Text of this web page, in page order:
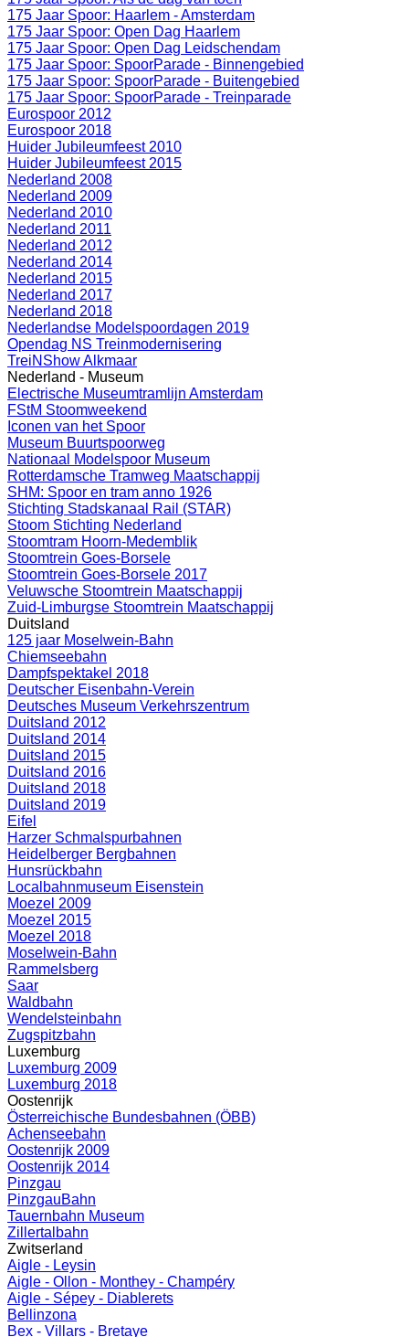
175 Jaar Spoor: Haarlem - Amsterdam
175 Jaar Spoor: Open Dag Haarlem
175 Jaar Spoor: Open Dag Leidschendam
175 Jaar Spoor: SpoorParade - Binnengebied
175 Jaar Spoor: SpoorParade - Buitengebied
175 Jaar Spoor: SpoorParade - Treinparade
Eurospoor 2012
Eurospoor 2018
Huider Jubileumfeest 2010
Huider Jubileumfeest 2015
Nederland 2008
Nederland 2009
Nederland 2010
Nederland 2011
Nederland 2012
Nederland 2014
Nederland 2015
Nederland 2017
Nederland 2018
Nederlandse Modelspoordagen 2019
Opendag NS Treinmodernisering
TreiNShow Alkmaar
Nederland - Museum
Electrische Museumtramlijn Amsterdam
FStM Stoomweekend
Iconen van het Spoor
Museum Buurtspoorweg
Nationaal Modelspoor Museum
Rotterdamsche Tramweg Maatschappij
SHM: Spoor en tram anno 1926
Stichting Stadskanaal Rail (STAR)
Stoom Stichting Nederland
Stoomtram Hoorn-Medemblik
Stoomtrein Goes-Borsele
Stoomtrein Goes-Borsele 2017
Veluwsche Stoomtrein Maatschappij
Zuid-Limburgse Stoomtrein Maatschappij
Duitsland
125 jaar Moselwein-Bahn
Chiemseebahn
Dampfspektakel 2018
Deutscher Eisenbahn-Verein
Deutsches Museum Verkehrszentrum
Duitsland 2012
Duitsland 2014
Duitsland 2015
Duitsland 2016
Duitsland 2018
Duitsland 2019
Eifel
Harzer Schmalspurbahnen
Heidelberger Bergbahnen
Hunsrückbahn
Localbahnmuseum Eisenstein
Moezel 2009
Moezel 2015
Moezel 2018
Moselwein-Bahn
Rammelsberg
Saar
Waldbahn
Wendelsteinbahn
Zugspitzbahn
Luxemburg
Luxemburg 2009
Luxemburg 2018
Oostenrijk
Österreichische Bundesbahnen (ÖBB)
Achenseebahn
Oostenrijk 2009
Oostenrijk 2014
Pinzgau
PinzgauBahn
Tauernbahn Museum
Zillertalbahn
Zwitserland
Aigle - Leysin
Aigle - Ollon - Monthey - Champéry
Aigle - Sépey - Diablerets
Bellinzona
Bex - Villars - Bretaye